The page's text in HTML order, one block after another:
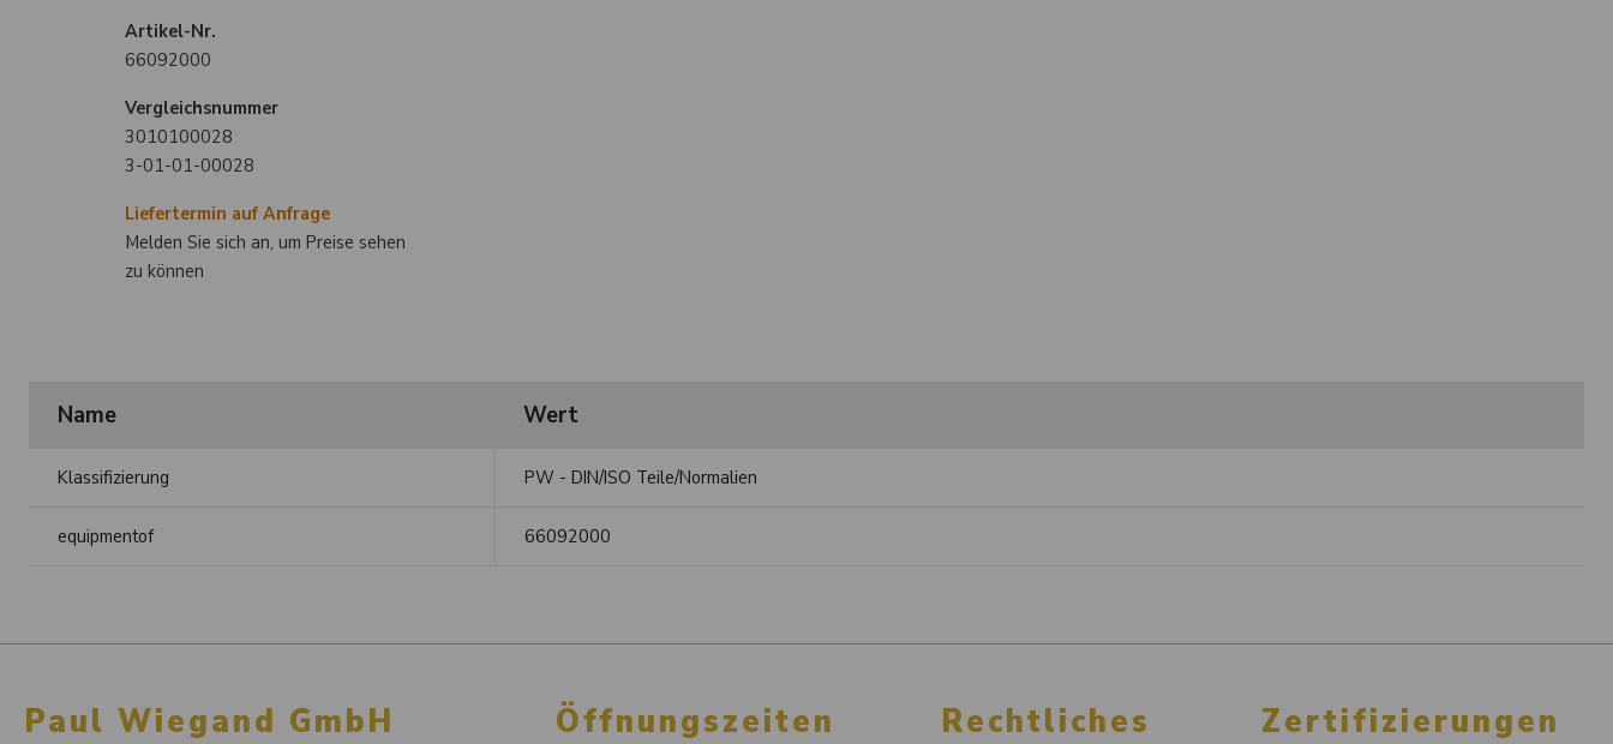
Artikel-Nr.
66092000
Vergleichsnummer
3010100028
3-01-01-00028
Liefertermin auf Anfrage
Melden Sie sich an, um Preise sehen
zu können
Name Wert
Klassifizierung PW - DIN/ISO Teile/Normalien
equipmentof 66092000
Paul Wiegand GmbH Öffnungszeiten Rechtliches Zertifizierungen